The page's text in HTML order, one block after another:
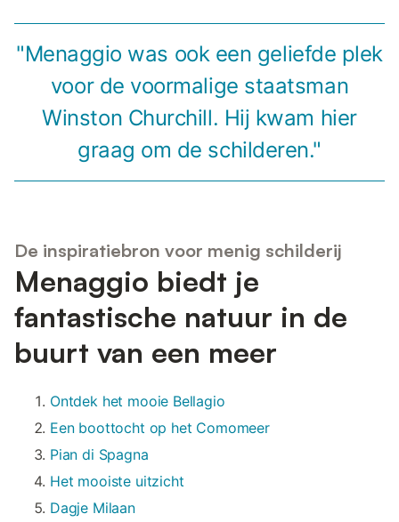
"Menaggio was ook een geliefde plek
voor de voormalige staatsman
Winston Churchill. Hij kwam hier
graag om de schilderen."
De inspiratiebron voor menig schilderij
Menaggio biedt je
fantastische natuur in de
buurt van een meer
Ontdek het mooie Bellagio
Een boottocht op het Comomeer
Pian di Spagna
Het mooiste uitzicht
Dagje Milaan